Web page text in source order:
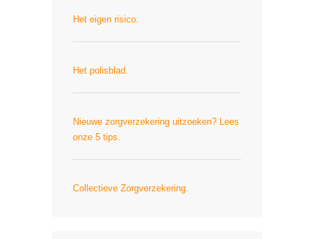
Het eigen risico.
Het polisblad.
Nieuwe zorgverzekering uitzoeken? Lees
onze 5 tips.
Collectieve Zorgverzekering.